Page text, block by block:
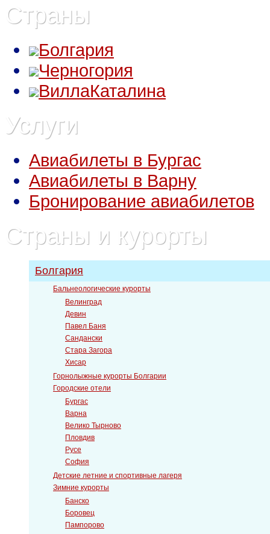
Страны
Болгария
Черногория
ВиллаКаталина
Услуги
Авиабилеты в Бургас
Авиабилеты в Варну
Бронирование авиабилетов
Страны и курорты
Болгария
Бальнеологические курорты
Велинград
Девин
Павел Баня
Сандански
Стара Загора
Хисар
Горнолыжные курорты Болгарии
Городские отели
Бургас
Варна
Велико Тырново
Пловдив
Русе
София
Детские летние и спортивные лагеря
Зимние курорты
Банско
Боровец
Пампорово